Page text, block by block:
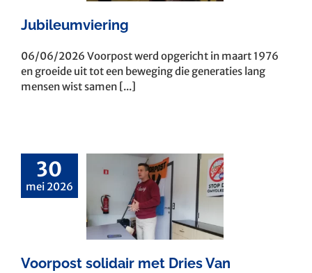
Jubileumviering
06/06/2026 Voorpost werd opgericht in maart 1976
en groeide uit tot een beweging die generaties lang
mensen wist samen [...]
30
mei 2026
met
Voorpost solidair met Dries Van